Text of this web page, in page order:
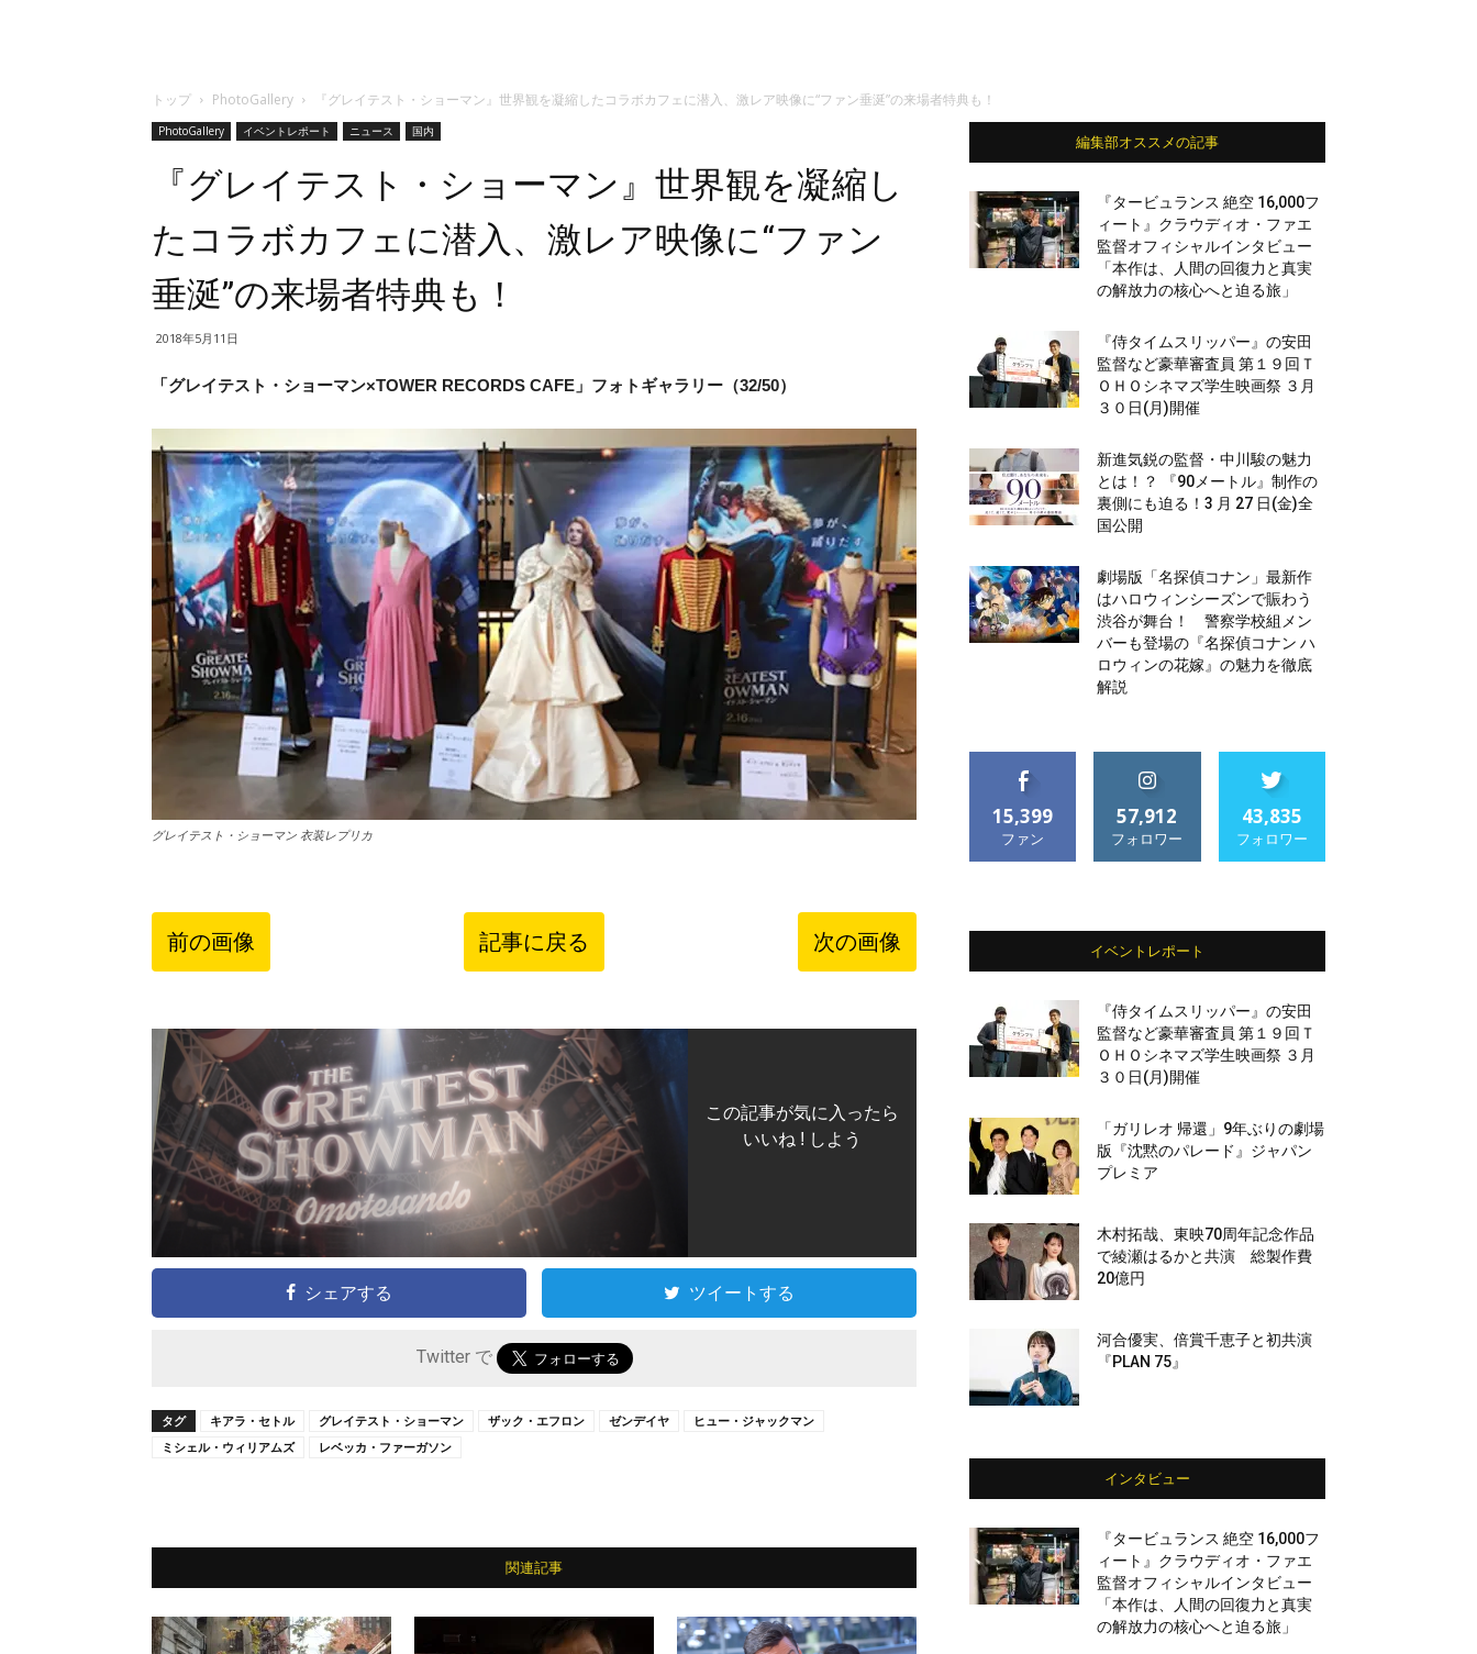
トップ PhotoGallery 『グレイテスト・ショーマン』世界観を凝縮したコラボカフェに潜入、激レア映像に“ファン垂涎”の来場者特典も！
PhotoGallery イベントレポート ニュース 国内
『グレイテスト・ショーマン』世界観を凝縮し
たコラボカフェに潜入、激レア映像に“ファン
垂涎”の来場者特典も！
2018年5月11日
「グレイテスト・ショーマン×TOWER RECORDS CAFE」フォトギャラリー（32/50）
グレイテスト・ショーマン 衣装レプリカ
前の画像 記事に戻る 次の画像
この記事が気に入ったら
いいね ! しよう
シェアする ツイートする
Twitter で
タグ キアラ・セトル グレイテスト・ショーマン ザック・エフロン ゼンデイヤ
ヒュー・ジャックマン
ミシェル・ウィリアムズ
レベッカ・ファーガソン
関連記事
編集部オススメの記事
『タービュランス 絶空 16,000フ
ィート』クラウディオ・ファエ
監督オフィシャルインタビュー
「本作は、人間の回復力と真実
の解放力の核心へと迫る旅」
『侍タイムスリッパー』の安田
監督など豪華審査員 第１９回Ｔ
ＯＨＯシネマズ学生映画祭 ３月
３０日(月)開催
新進気鋭の監督・中川駿の魅力
とは！？ 『90メートル』制作の
裏側にも迫る！3 月 27 日(金)全
国公開
劇場版「名探偵コナン」最新作
はハロウィンシーズンで賑わう
渋谷が舞台！ 警察学校組メン
バーも登場の『名探偵コナン ハ
ロウィンの花嫁』の魅力を徹底
解説
15,399
ファン
57,912
フォロワー
43,835
フォロワー
イベントレポート
『侍タイムスリッパー』の安田
監督など豪華審査員 第１９回Ｔ
ＯＨＯシネマズ学生映画祭 ３月
３０日(月)開催
「ガリレオ 帰還」9年ぶりの劇場
版『沈黙のパレード』ジャパン
プレミア
木村拓哉、東映70周年記念作品
で綾瀬はるかと共演 総製作費
20億円
河合優実、倍賞千恵子と初共演
『PLAN 75』
インタビュー
『タービュランス 絶空 16,000フ
ィート』クラウディオ・ファエ
監督オフィシャルインタビュー
「本作は、人間の回復力と真実
の解放力の核心へと迫る旅」